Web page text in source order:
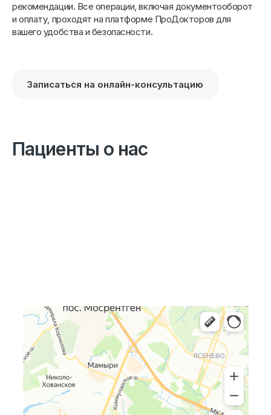
рекомендации. Все операции, включая документооборот
и оплату, проходят на платформе ПроДокторов для
вашего удобства и безопасности.
Записаться на онлайн-консультацию
Пациенты о нас